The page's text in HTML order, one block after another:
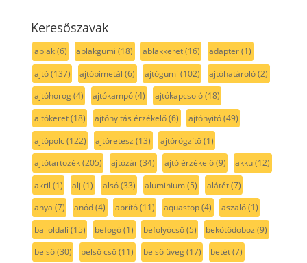
Keresőszavak
ablak(6) ablakgumi (18) ablakkeret(16) adapter(1)
ajtó(137) ajtóbimetál (6) ajtógumi (102) ajtóhatároló(2)
ajtóhorog(4) ajtókampó(4) ajtókapcsoló(18)
ajtókeret(18) ajtónyitás érzékelő(6) ajtónyitó(49)
ajtópolc(122) ajtóretesz (13) ajtórögzítő(1)
ajtótartozék(205) ajtózár(34) ajtó érzékelő(9) akku(12)
akril (1) alj (1) alsó(33) aluminium(5) alátét(7)
anya (7) anód(4) aprító(11) aquastop(4) aszaló(1)
bal oldali (15) befogó(1) befolyócső(5) bekötődoboz (9)
belső(30) belső cső(11) belső üveg(17) betét(7)